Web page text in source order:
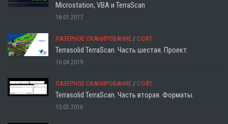
Microstation, VBA и TerraScan
18.01.2017
ЛАЗЕРНОЕ СКАНИРОВАНИЕ / СОФТ
Terrasolid TerraScan. Часть шестая. Проект.
16.04.2019
ЛАЗЕРНОЕ СКАНИРОВАНИЕ / СОФТ
Terrasolid TerraScan. Часть вторая. Форматы.
15.03.2016